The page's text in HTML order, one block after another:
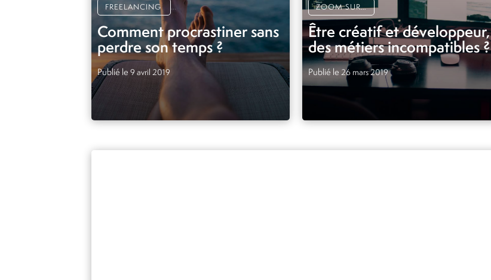
FREELANCING ...
Comment procrastiner sans
perdre son temps ?
Publié le 9 avril 2019
ZOOM SUR…
Être créatif et développeur,
des métiers incompatibles ?
Publié le 26 mars 2019